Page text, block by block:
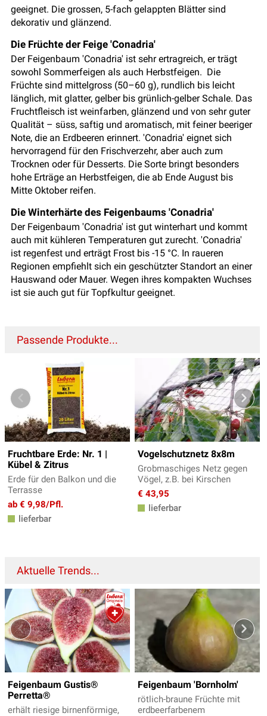
geeignet. Die grossen, 5-fach gelappten Blätter sind
dekorativ und glänzend.
Die Früchte der Feige 'Conadria'
Der Feigenbaum 'Conadria' ist sehr ertragreich, er trägt
sowohl Sommerfeigen als auch Herbstfeigen. Die
Früchte sind mittelgross (50–60 g), rundlich bis leicht
länglich, mit glatter, gelber bis grünlich-gelber Schale. Das
Fruchtfleisch ist weinfarben, glänzend und von sehr guter
Qualität – süss, saftig und aromatisch, mit feiner beeriger
Note, die an Erdbeeren erinnert. 'Conadria' eignet sich
hervorragend für den Frischverzehr, aber auch zum
Trocknen oder für Desserts. Die Sorte bringt besonders
hohe Erträge an Herbstfeigen, die ab Ende August bis
Mitte Oktober reifen.
Die Winterhärte des Feigenbaums 'Conadria'
Der Feigenbaum 'Conadria' ist gut winterhart und kommt
auch mit kühleren Temperaturen gut zurecht. 'Conadria'
ist regenfest und erträgt Frost bis -15 °C. In raueren
Regionen empfiehlt sich ein geschützter Standort an einer
Hauswand oder Mauer. Wegen ihres kompakten Wuchses
ist sie auch gut für Topfkultur geeignet.
Passende Produkte...
Fruchtbare Erde: Nr. 1 |
Kübel & Zitrus
Erde für den Balkon und die
Terrasse
ab € 9,98/Pfl.
lieferbar
Vogelschutznetz 8x8m
Grobmaschiges Netz gegen
Vögel, z.B. bei Kirschen
€ 43,95
lieferbar
Aktuelle Trends...
Feigenbaum Gustis®
Perretta®
erhält riesige birnenförmige,
Feigenbaum 'Bornholm'
rötlich-braune Früchte mit
erdbeerfarbenem